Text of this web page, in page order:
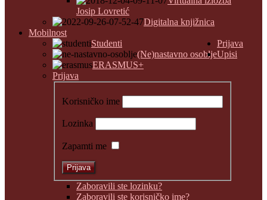
Josip Lovretić
Digitalna knjižnica
Mobilnost
Studenti
(Ne)nastavno osoblje
ERASMUS+
Prijava
Prijava
Korisničko ime
Lozinka
Zapamti me
Zaboravili ste lozinku?
Zaboravili ste korisničko ime?
Upisi